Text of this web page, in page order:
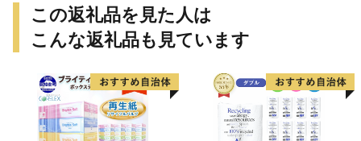
この返礼品を見た人は
こんな返礼品も見ています